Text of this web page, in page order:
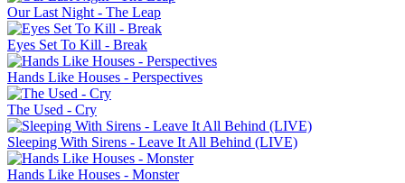
Our Last Night - The Leap
Eyes Set To Kill - Break
Hands Like Houses - Perspectives
The Used - Cry
Sleeping With Sirens - Leave It All Behind (LIVE)
Hands Like Houses - Monster